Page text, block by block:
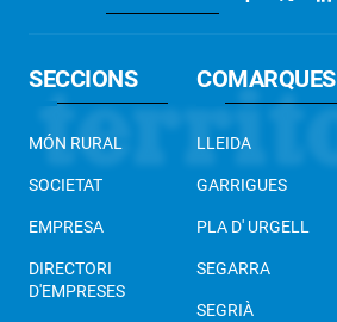
SECCIONS
MÓN RURAL
SOCIETAT
EMPRESA
DIRECTORI
D'EMPRESES
COMARQUES
LLEIDA
GARRIGUES
PLA D' URGELL
SEGARRA
SEGRIÀ